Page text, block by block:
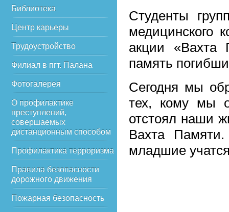
Библиотека
Центр карьеры
Трудоустройство
Филиал в пгт. Палана
Фотогалерея
О профилактике
преступлений,
совершаемых
дистанционным способом
Профилактика терроризма
Правила безопасности
дорожного движения
Пожарная безопасность
Студенты
медицинского
акции «Вахта
память
Сегодня мы
тех, кому мы
отстоял наши
Вахта
младшие